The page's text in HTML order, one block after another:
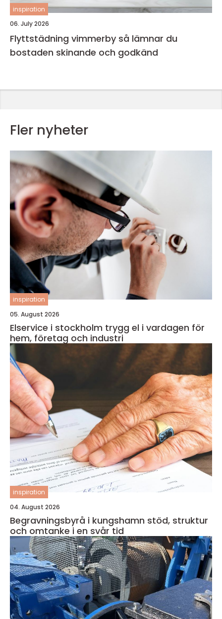
inspiration
06. July 2026
Flyttstädning vimmerby så lämnar du
bostaden skinande och godkänd
Fler nyheter
inspiration
05. August 2026
Elservice i stockholm trygg el i vardagen för
hem, företag och industri
inspiration
04. August 2026
Begravningsbyrå i kungshamn stöd, struktur
och omtanke i en svår tid